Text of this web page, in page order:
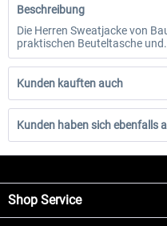
Beschreibung
Die Herren Sweatjacke von
praktischen Beuteltasche
Kunden kauften auch
Kunden haben sich ebenfalls
Shop Service